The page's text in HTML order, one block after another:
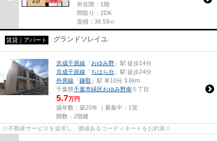
所在階：1階
間取り：2DK
面積：36.59㎡
賃貸｜アパート グランドソレイユ
京成千原線 「 おゆみ野 」駅 徒歩14分
京成千原線 「 ちはら台 」駅 徒歩24分
外房線 「 鎌取 」駅 車10分 3.6km
千葉県千葉市緑区おゆみ野南 ５丁目
5.7万円
築年数：築20年 ｜募集中： 1室
階数：2階建
☆不動産サービスを追求し、価値あるコーディネートをお約束☆